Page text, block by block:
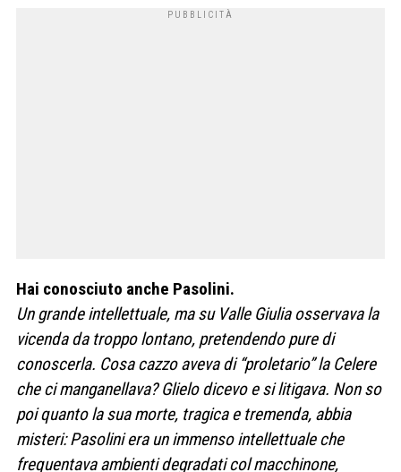
Hai conosciuto anche Pasolini.
Un grande intellettuale, ma su Valle Giulia osservava la
vicenda da troppo lontano, pretendendo pure di
conoscerla. Cosa cazzo aveva di “proletario” la Celere
che ci manganellava? Glielo dicevo e si litigava. Non so
poi quanto la sua morte, tragica e tremenda, abbia
misteri: Pasolini era un immenso intellettuale che
frequentava ambienti degradati col macchinone,